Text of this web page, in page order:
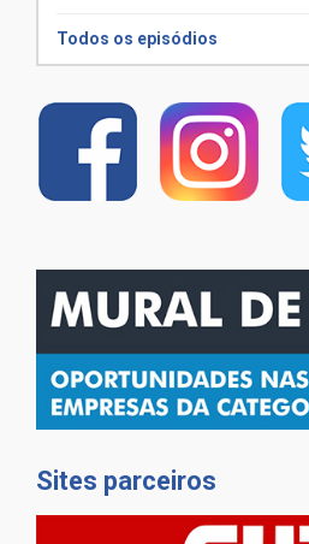
Todos os episódios
Sites parceiros